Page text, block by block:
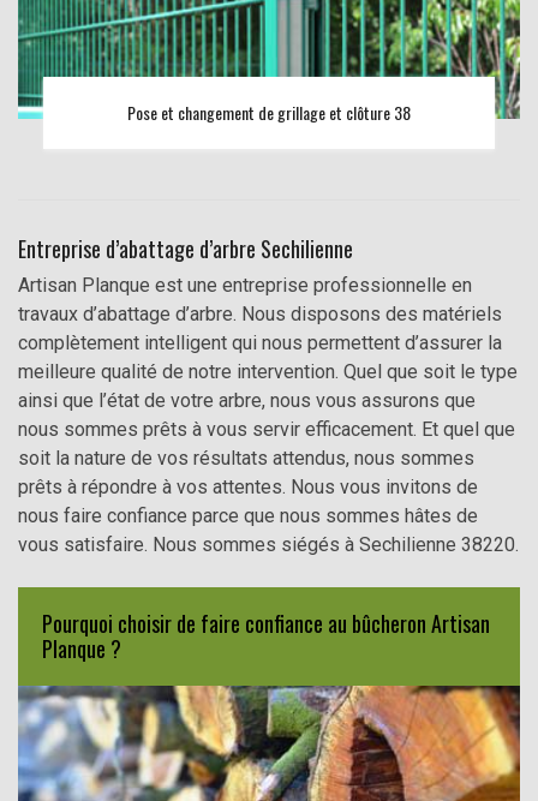
Pose et changement de grillage et clôture 38
Entreprise d’abattage d’arbre Sechilienne
Artisan Planque est une entreprise professionnelle en
travaux d’abattage d’arbre. Nous disposons des matériels
complètement intelligent qui nous permettent d’assurer la
meilleure qualité de notre intervention. Quel que soit le type
ainsi que l’état de votre arbre, nous vous assurons que
nous sommes prêts à vous servir efficacement. Et quel que
soit la nature de vos résultats attendus, nous sommes
prêts à répondre à vos attentes. Nous vous invitons de
nous faire confiance parce que nous sommes hâtes de
vous satisfaire. Nous sommes siégés à Sechilienne 38220.
Pourquoi choisir de faire confiance au bûcheron Artisan
Planque ?